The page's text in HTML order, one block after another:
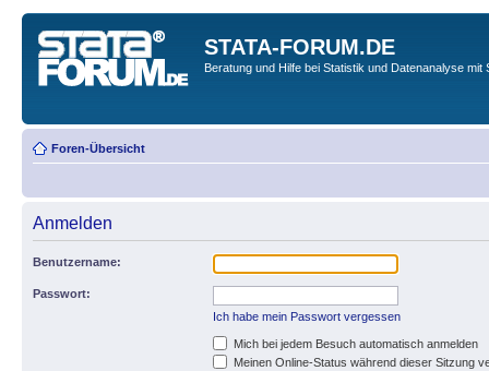
STATA-FORUM.DE
Beratung und Hilfe bei Statistik und Datenanalyse mit
Foren-Übersicht
Anmelden
Benutzername:
Passwort:
Ich habe mein Passwort vergessen
Mich bei jedem Besuch automatisch anmelden
Meinen Online-Status während dieser Sitzung